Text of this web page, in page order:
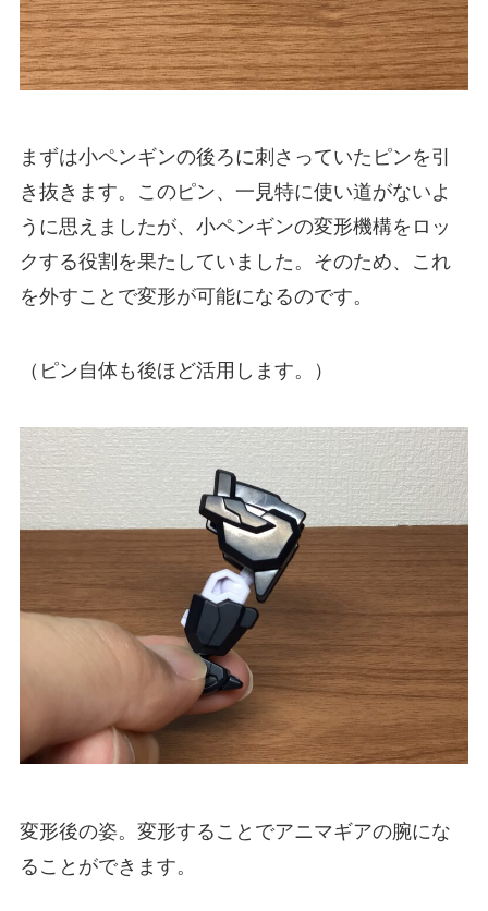
まずは小ペンギンの後ろに刺さっていたピンを引
き抜きます。このピン、一見特に使い道がないよ
うに思えましたが、小ペンギンの変形機構をロッ
クする役割を果たしていました。そのため、これ
を外すことで変形が可能になるのです。
（ピン自体も後ほど活用します。）
変形後の姿。変形することでアニマギアの腕にな
ることができます。